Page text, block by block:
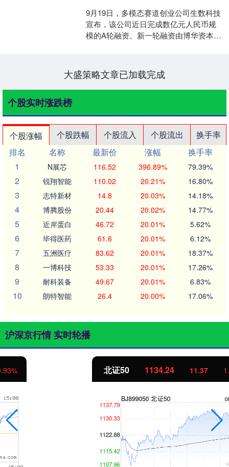
9月19日，多模态赛道创业公司生数科技
宣布，该公司近日完成数亿元人民币规
模的A轮融资。新一轮融资由博华资本领
大盛策略文章已加载完成
个股实时涨跌榜
个股涨幅 个股跌幅 个股流入 个股流出
换手率
排名
名称 最新价 涨幅
换手率
1
N展芯 116.52 396.89% 79.39%
2 锐翔智能 110.02 20.21% 16.80%
3 志特新材 14.8 20.03% 14.18%
4 博腾股份 20.44 20.02% 14.77%
5 近岸蛋白 46.72 20.01% 5.62%
6 毕得医药 61.6 20.01% 6.12%
7 五洲医疗 83.62 20.01% 18.37%
8 一博科技 53.33 20.01% 17.26%
9 耐科装备 49.67 20.01% 6.83%
10 朗特智能 26.4 20.00% 17.06%
沪深京行情 实时轮播
1134.24 11.37 1.01%